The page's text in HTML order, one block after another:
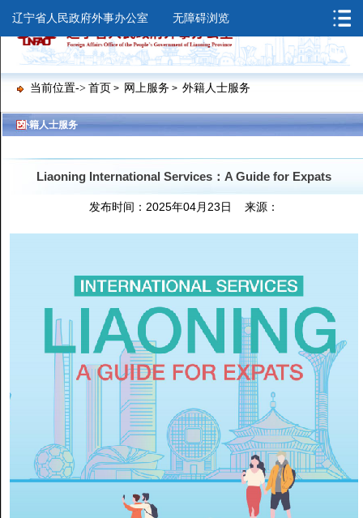
辽宁省人民政府外事办公室 无障碍浏览
当前位置-> 首页 > 网上服务 > 外籍人士服务
>外籍人士服务
Liaoning International Services：A Guide for Expats
发布时间：2025年04月23日 来源：